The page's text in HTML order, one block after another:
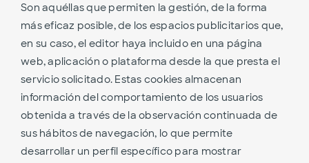
Son aquéllas que permiten la gestión, de la forma
más eficaz posible, de los espacios publicitarios que,
en su caso, el editor haya incluido en una página
web, aplicación o plataforma desde la que presta el
servicio solicitado. Estas cookies almacenan
información del comportamiento de los usuarios
obtenida a través de la observación continuada de
sus hábitos de navegación, lo que permite
desarrollar un perfil específico para mostrar